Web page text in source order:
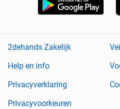
2dehands Zakelijk
Help en info
Privacyverklaring
Privacyvoorkeuren